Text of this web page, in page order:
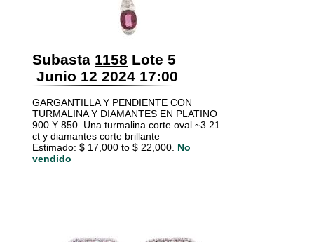
Subasta 1158 Lote 5
Junio 12 2024 17:00
GARGANTILLA Y PENDIENTE CON
TURMALINA Y DIAMANTES EN PLATINO
900 Y 850. Una turmalina corte oval ~3.21
ct y diamantes corte brillante
Estimado: $ 17,000 to $ 22,000. No
vendido